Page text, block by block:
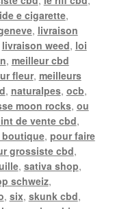
e cigarette,
, livraison
livraison weed, loi
, meilleur cbd
fleur, meilleurs
, naturalpes, ocb,
moon rocks, ou
de vente cbd,
, pour faire
grossiste cbd,
, sativa shop,
schweiz,
, six, skunk cbd,